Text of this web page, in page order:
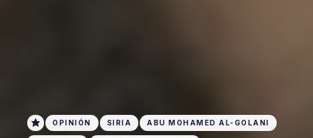
OPINIÓN SIRIA ABU MOHAMED AL-GOLANI